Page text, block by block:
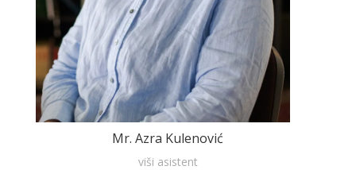
Mr. Azra Kulenović
viši asistent